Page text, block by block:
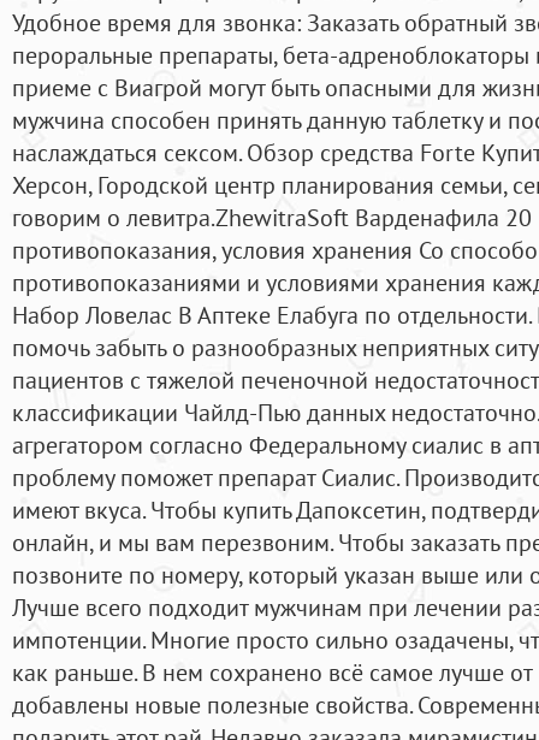
Удобное время для звонка: Заказать обратный
пероральные препараты, бета-
приеме с Виагрой могут быть опасными для
мужчина способен принять данную таблетку и
наслаждаться сексом. Обзор средства Forte
Херсон, Городской центр планирования семьи,
говорим о левитра.ZhewitraSoft Варденафила 20
противопоказания, условия хранения Со
противопоказаниями и условиями хранения
Набор Ловелас В Аптеке Елабуга по
помочь забыть о разнообразных неприятных
пациентов с тяжелой печеночной
классификации Чайлд-Пью данных
агрегатором согласно Федеральному сиалис в
проблему поможет препарат Сиалис.
имеют вкуса. Чтобы купить Дапоксетин,
онлайн, и мы вам перезвоним. Чтобы заказать
позвоните по номеру, который указан выше или
Лучше всего подходит мужчинам при лечении
импотенции. Многие просто сильно озадачены,
как раньше. В нем сохранено всё самое лучше
добавлены новые полезные свойства.